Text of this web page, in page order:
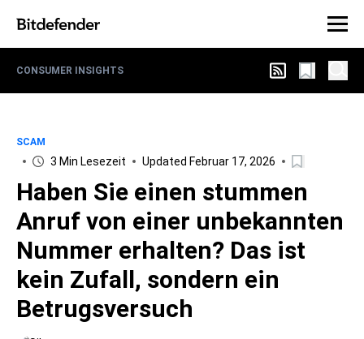
CONSUMER INSIGHTS
SCAM
3 Min Lesezeit Updated Februar 17, 2026
Haben Sie einen stummen
Anruf von einer unbekannten
Nummer erhalten? Das ist
kein Zufall, sondern ein
Betrugsversuch